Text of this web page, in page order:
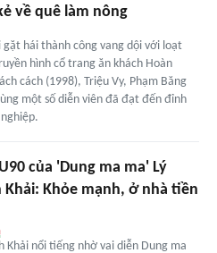
về quê làm nông
gặt hái thành công vang dội với loạt
hình cổ trang ăn khách Hoàn
cách (1998), Triệu Vy, Phạm Băng
một số diễn viên đã đạt đến đỉnh
của 'Dung ma ma' Lý
Khải: Khỏe mạnh, ở nhà tiền
Khải nổi tiếng nhờ vai diễn Dung ma